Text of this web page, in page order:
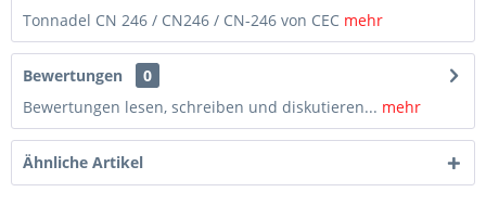
Tonnadel CN 246 / CN246 / CN-246 von CEC mehr
Bewertungen
0
Bewertungen lesen, schreiben und diskutieren... mehr
Ähnliche Artikel